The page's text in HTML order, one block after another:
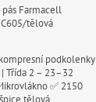
pás Farmacell
tělová
podkolenky
Třída 2 – 23–32
✅ 2150
tělová